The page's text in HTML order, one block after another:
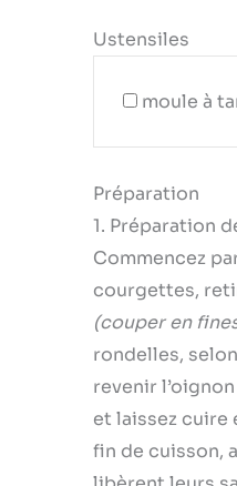
Ustensiles
moule à
Préparation
1. Préparation
Commencez
courgettes,
(couper en
rondelles,
revenir
et laissez cuire
fin de cuisson,